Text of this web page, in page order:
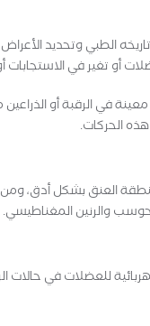
الطبي وتحديد
أو تغير في
في الرقبة أو الذراعين
الحركات.
العنق بشكل أدق،
والرنين المغناطيسي.
للعضلات في حالات